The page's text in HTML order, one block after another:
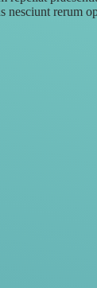
nesciunt rerum